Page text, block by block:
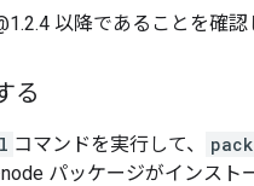
以降であることを確認
る
コマンドを実行して、
パッケージがインスト